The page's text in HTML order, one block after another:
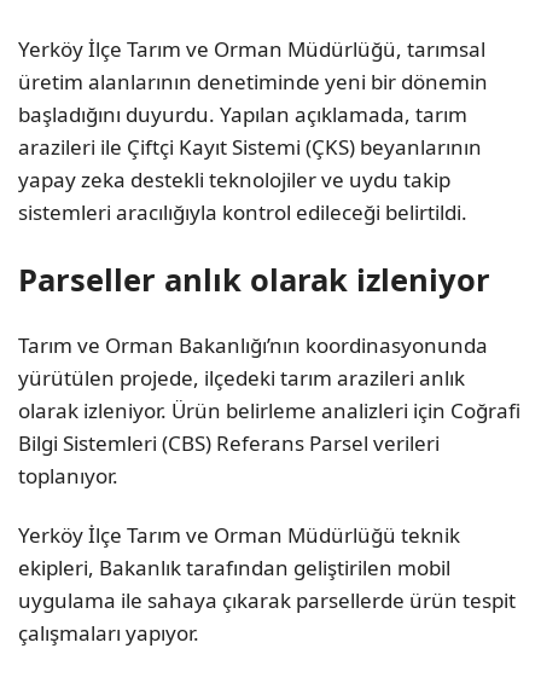
Yerköy İlçe Tarım ve Orman Müdürlüğü, tarımsal
üretim alanlarının denetiminde yeni bir dönemin
başladığını duyurdu. Yapılan açıklamada, tarım
arazileri ile Çiftçi Kayıt Sistemi (ÇKS) beyanlarının
yapay zeka destekli teknolojiler ve uydu takip
sistemleri aracılığıyla kontrol edileceği belirtildi.
Parseller anlık olarak izleniyor
Tarım ve Orman Bakanlığı’nın koordinasyonunda
yürütülen projede, ilçedeki tarım arazileri anlık
olarak izleniyor. Ürün belirleme analizleri için Coğrafi
Bilgi Sistemleri (CBS) Referans Parsel verileri
toplanıyor.
Yerköy İlçe Tarım ve Orman Müdürlüğü teknik
ekipleri, Bakanlık tarafından geliştirilen mobil
uygulama ile sahaya çıkarak parsellerde ürün tespit
çalışmaları yapıyor.